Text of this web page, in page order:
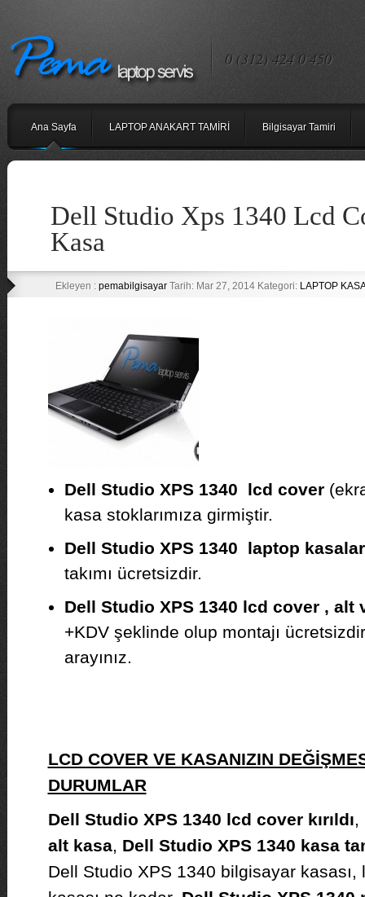
0 (312) 424 0 450
Ana Sayfa LAPTOP ANAKART TAMİRİ Bilgisayar Tamiri
Dell Studio Xps 1340 Lcd
Kasa
Ekleyen : pemabilgisayarTarih: Mar 27, 2014 Kategori: LAPTOP
Dell Studio XPS 1340 lcd cover
kasa stoklarımıza girmiştir.
Dell Studio XPS 1340 laptop
takımı ücretsizdir.
Dell Studio XPS 1340 lcd cover , alt
+KDV şeklinde olup montajı
arayınız.
LCD COVER VE KASANIZIN
DURUMLAR
Dell Studio XPS 1340 lcd cover kırıldı,
alt kasa, Dell Studio XPS 1340 kasa
Dell Studio XPS 1340 bilgisayar